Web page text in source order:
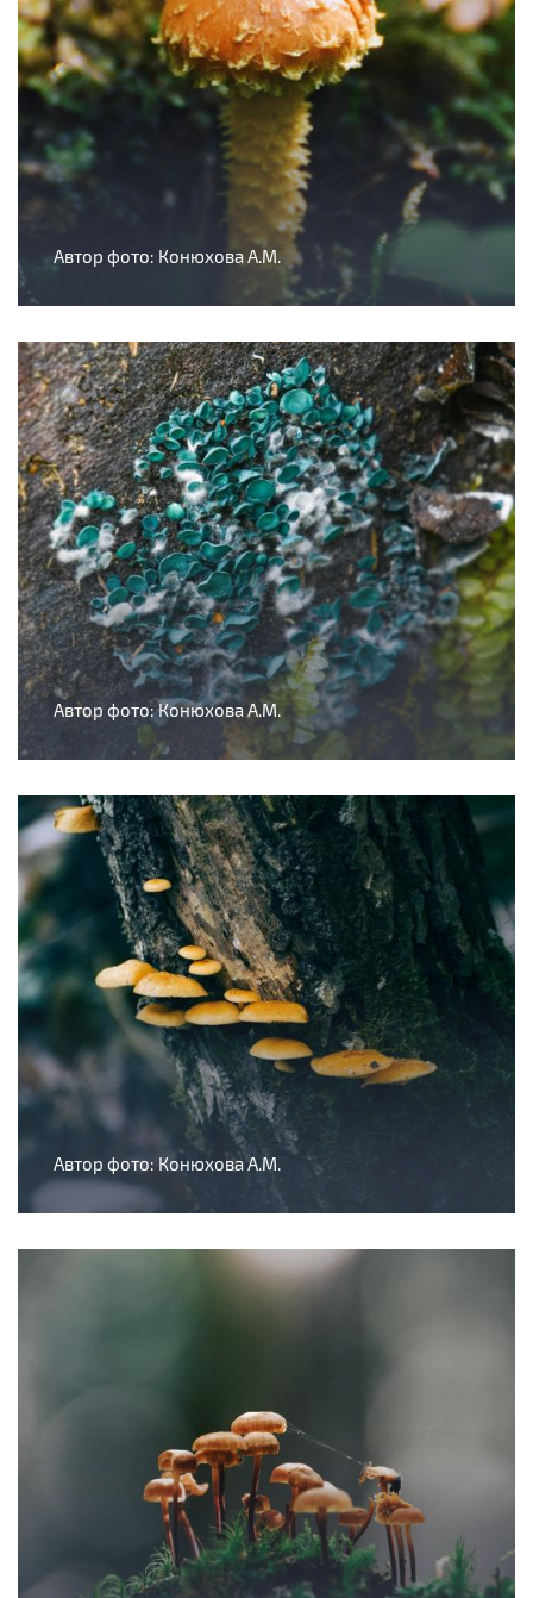
Автор фото: Конюхова А.М.
Автор фото: Конюхова А.М.
Автор фото: Конюхова А.М.